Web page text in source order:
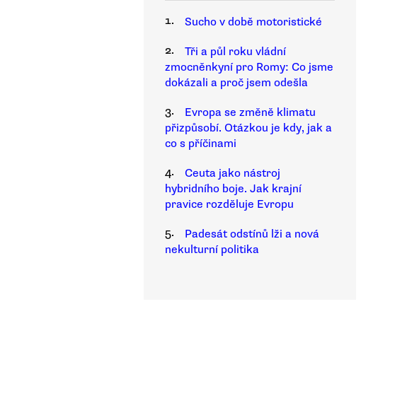
1.
Sucho v době motoristické
2.
Tři a půl roku vládní
zmocněnkyní pro Romy: Co jsme
dokázali a proč jsem odešla
3.
Evropa se změně klimatu
přizpůsobí. Otázkou je kdy, jak a
co s příčinami
4.
Ceuta jako nástroj
hybridního boje. Jak krajní
pravice rozděluje Evropu
5.
Padesát odstínů lži a nová
nekulturní politika